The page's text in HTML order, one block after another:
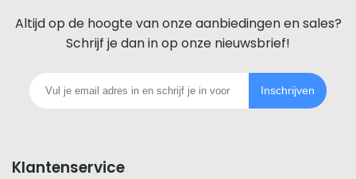
voor
iedere
telefoon
Altijd op de hoogte van onze aanbiedingen en sales?
Schrijf je dan in op onze nieuwsbrief!
Inschrijven
Klantenservice